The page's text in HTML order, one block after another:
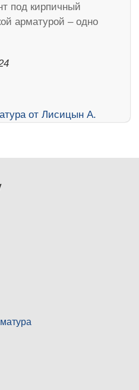
под кирпичный
арматурой – одно